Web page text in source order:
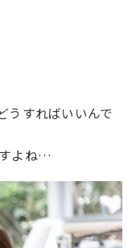
うすればいいんで
よね…